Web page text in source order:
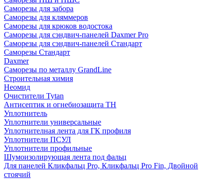
Саморезы для забора
Саморезы для кляммеров
Саморезы для крюков водостока
Саморезы для сэндвич-панелей Daxmer Pro
Саморезы для сэндвич-панелей Стандарт
Саморезы Стандарт
Daxmer
Саморезы по металлу GrandLine
Строительная химия
Неомид
Очистители Tytan
Антисептик и огнебиозащита ТН
Уплотнитель
Уплотнители универсальные
Уплотнителная лента для ГК профиля
Уплотнители ПСУЛ
Уплотнители профильные
Шумоизолирующая лента под фальц
Для панелей Кликфальц Pro, Кликфальц Pro Fin, Двойной
стоячий